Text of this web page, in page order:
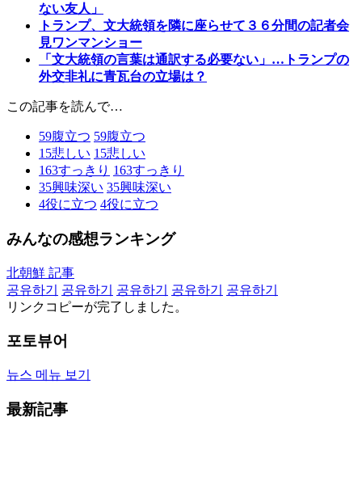
ない友人」
トランプ、文大統領を隣に座らせて３６分間の記者会
見ワンマンショー
「文大統領の言葉は通訳する必要ない」…トランプの
外交非礼に青瓦台の立場は？
この記事を読んで…
59腹立つ 59腹立つ
15悲しい 15悲しい
163すっきり 163すっきり
35興味深い 35興味深い
4役に立つ 4役に立つ
みんなの感想ランキング
北朝鮮 記事
공유하기
공유하기 공유하기 공유하기
공유하기
リンクコピーが完了しました。
포토뷰어
뉴스 메뉴 보기
最新記事